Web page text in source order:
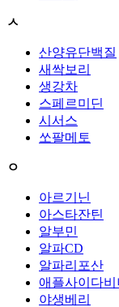
ㅅ
산양유단백질
새싹보리
생강차
스페르미딘
시서스
쏘팔메토
ㅇ
아르기닌
아스타잔틴
알부민
알파CD
알파리포산
애플사이다비
야생베리